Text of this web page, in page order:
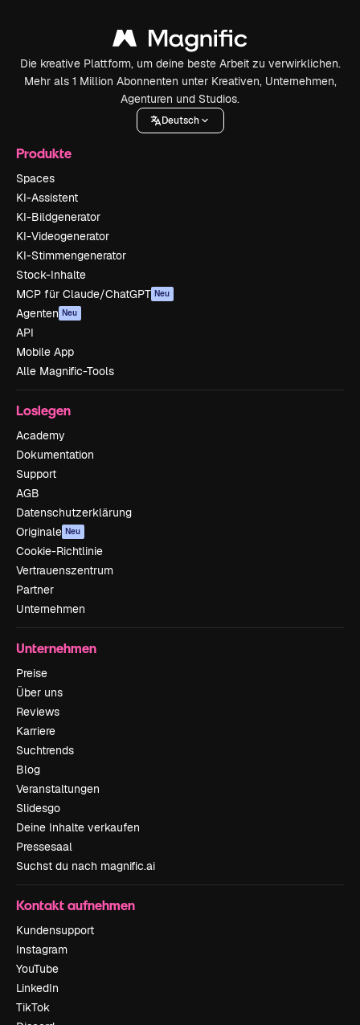
Die kreative Plattform, um deine beste Arbeit zu verwirklichen.
Mehr als 1 Million Abonnenten unter Kreativen, Unternehmen,
Agenturen und Studios.
Deutsch
Produkte
Spaces
KI-Assistent
KI-Bildgenerator
KI-Videogenerator
KI-Stimmengenerator
Stock-Inhalte
MCP für Claude/ChatGPT Neu
Agenten Neu
API
Mobile App
Alle Magnific-Tools
Loslegen
Academy
Dokumentation
Support
AGB
Datenschutzerklärung
Originale Neu
Cookie-Richtlinie
Vertrauenszentrum
Partner
Unternehmen
Unternehmen
Preise
Über uns
Reviews
Karriere
Suchtrends
Blog
Veranstaltungen
Slidesgo
Deine Inhalte verkaufen
Pressesaal
Suchst du nach magnific.ai
Kontakt aufnehmen
Kundensupport
Instagram
YouTube
LinkedIn
TikTok